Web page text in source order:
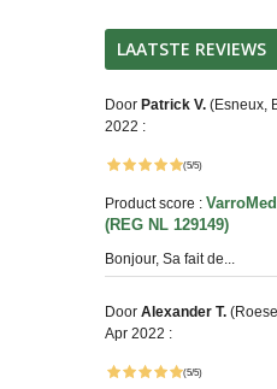
LAATSTE REVIEWS
Door Patrick V. (Esneux,
2022 :
(5/5)
Product score :
(REG NL 129149)
Bonjour, Sa fait de...
Door Alexander T.
Apr 2022 :
(5/5)